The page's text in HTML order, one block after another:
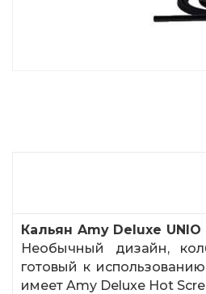
Кальян Amy Deluxe UNIO
Необычный дизайн,
готовый к
имеет Amy Deluxe Hot